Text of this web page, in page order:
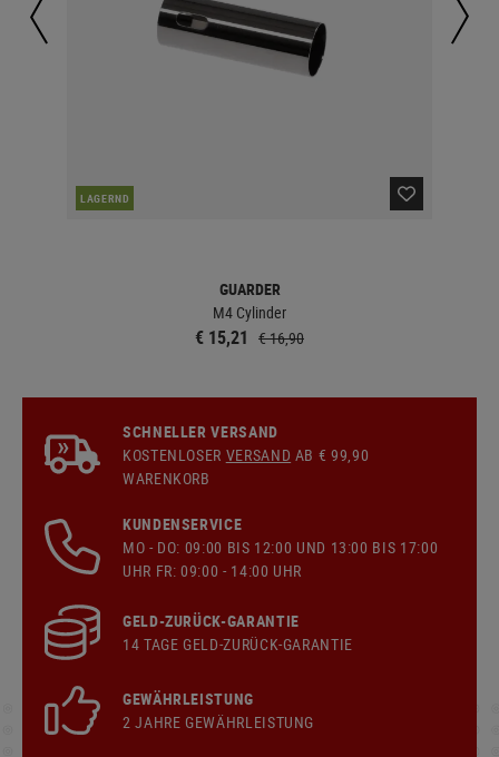
LAGERND
GUARDER
M4 Cylinder
€ 15,21 € 16,90
SCHNELLER VERSAND
KOSTENLOSER VERSAND AB € 99,90
WARENKORB
KUNDENSERVICE
MO - DO: 09:00 BIS 12:00 UND 13:00 BIS 17:00
UHR FR: 09:00 - 14:00 UHR
GELD-ZURÜCK-GARANTIE
14 TAGE GELD-ZURÜCK-GARANTIE
GEWÄHRLEISTUNG
2 JAHRE GEWÄHRLEISTUNG